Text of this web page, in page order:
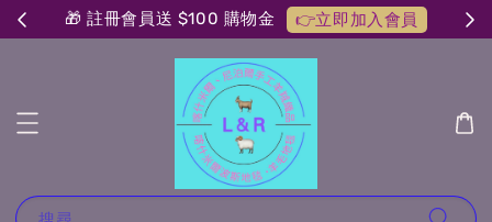
🎁 註冊會員送 $100 購物金 👉立即加入會員